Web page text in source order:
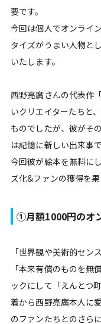
要です。
今回は個人でオンライ
タイズがうまい人物と
いたします。
西野亮廣さんの代表作
いクリエイターたちと
ものでしたが、彼がそ
は記憶に新しい出来事で
今回彼が絵本を無料に
ズ化&ファンの獲得を果
①月額1000円のオ
「世界観や美術的セ
「本来有償のものを
ックにして「えんとつ
着から西野亮廣本人に
のファンたちとのさら